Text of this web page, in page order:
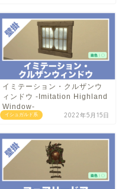
イシュガルド系
イミテーション・クルザンウ
ィンドウ -Imitation Highland
Window-
2022年5月15日